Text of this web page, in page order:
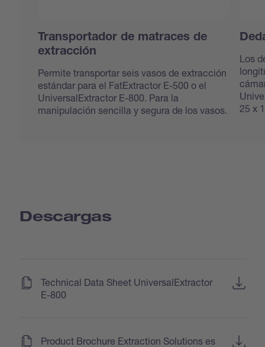
Transportador de matraces de
extracción
Permite transportar seis vasos de extracción
estándar para el FatExtractor E-500 o el
UniversalExtractor E-800. Para la
manipulación sencilla y segura de los vasos.
Los
25 x
Descargas
Technical Data Sheet UniversalExtractor
E-800
Product Brochure Extraction Solutions es